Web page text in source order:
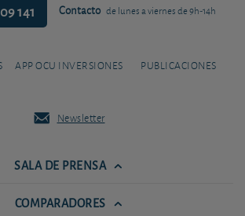
141 Contacto de lunes a viernes de 9h-14h
APP OCU INVERSIONES PUBLICACIONES
Newsletter
SALA DE PRENSA
COMPARADORES